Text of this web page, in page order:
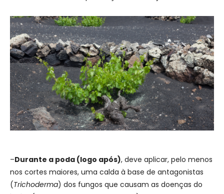
–Durante a poda (logo após), deve aplicar, pelo menos
nos cortes maiores, uma calda à base de antagonistas
(Trichoderma) dos fungos que causam as doenças do